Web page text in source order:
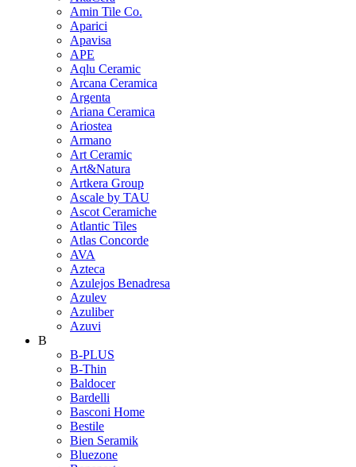
Amin Tile Co.
Aparici
Apavisa
APE
Aqlu Ceramic
Arcana Ceramica
Argenta
Ariana Ceramica
Ariostea
Armano
Art Ceramic
Art&Natura
Artkera Group
Ascale by TAU
Ascot Ceramiche
Atlantic Tiles
Atlas Concorde
AVA
Azteca
Azulejos Benadresa
Azulev
Azuliber
Azuvi
B
B-PLUS
B-Thin
Baldocer
Bardelli
Basconi Home
Bestile
Bien Seramik
Bluezone